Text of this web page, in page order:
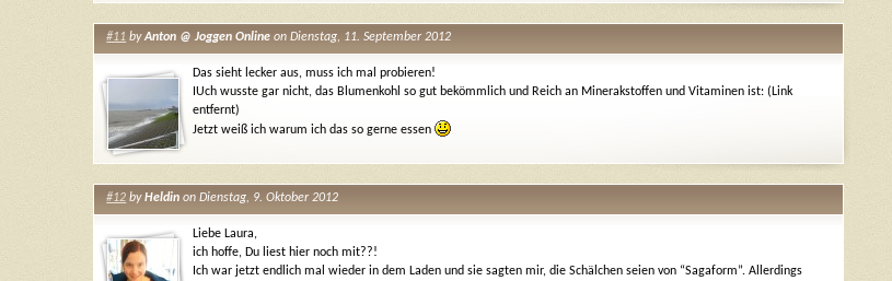
#11 byAnton @ Joggen Online on Dienstag, 11. September 2012
Das sieht lecker aus, muss ich mal probieren!
IUch wusste gar nicht, das Blumenkohl so gut bekömmlich und Reich an Minerakstoffen und Vitaminen ist: (Link
entfernt)
Jetzt weiß ich warum ich das so gerne essen
#12 byHeldin on Dienstag, 9. Oktober 2012
Liebe Laura,
ich hoffe, Du liest hier noch mit??!
Ich war jetzt endlich mal wieder in dem Laden und sie sagten mir, die Schälchen seien von “Sagaform”. Allerdings